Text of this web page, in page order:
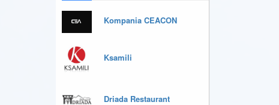
Kompania CEACON
Ksamili
Driada Restaurant